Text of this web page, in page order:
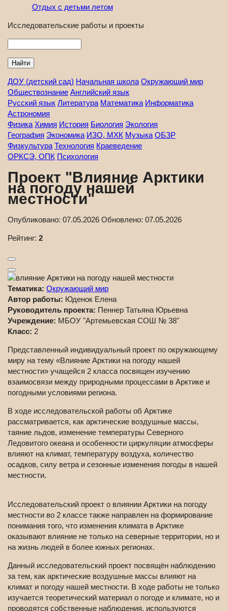
Отдых с детьми летом
Исследовательские работы и проекты
ДОУ (детский сад) Начальная школа Окружающий мир
Обществознание Английский язык
Русский язык Литература Математика Информатика
Астрономия
Физика Химия История Биология Экология
География Экономика ИЗО, МХК Музыка ОБЗР
Физкультура Технология Краеведение
ОРКСЭ, ОПК Психология
Проект "Влияние Арктики
на погоду нашей
местности"
Опубликовано: 07.05.2026 Обновлено: 07.05.2026
Рейтинг: 2
Тематика: Окружающий мир
Автор работы: Юденок Елена
Руководитель проекта: Пеннер Татьяна Юрьевна
Учреждение: МБОУ "Артемьевская СОШ № 38"
Класс: 2
Представленный индивидуальный проект по окружающему
миру на тему «Влияние Арктики на погоду нашей
местности» учащейся 2 класса посвящен изучению
взаимосвязи между природными процессами в Арктике и
погодными условиями региона.
В ходе исследовательской работы об Арктике
рассматривается, как арктические воздушные массы,
таяние льдов, изменение температуры Северного
Ледовитого океана и особенности циркуляции атмосферы
влияют на климат, температуру воздуха, количество
осадков, силу ветра и сезонные изменения погоды в нашей
местности.
Исследовательский проект о влиянии Арктики на погоду
местности во 2 классе также направлен на формирование
понимания того, что изменения климата в Арктике
оказывают влияние не только на северные территории, но и
на жизнь людей в более южных регионах.
Данный исследовательский проект посвящён наблюдению
за тем, как арктические воздушные массы влияют на
климат и погоду нашей местности. В ходе работы не только
изучается теоретический материал о погоде и климате, но и
проводятся собственные наблюдения, используются